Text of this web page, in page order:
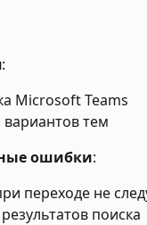
:
Microsoft Teams
тем
ошибки:
переходе не
поиска